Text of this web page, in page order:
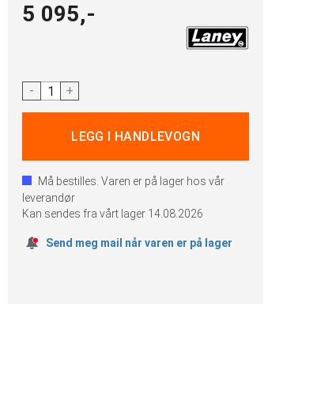
5 095,-
- +
Må bestilles. Varen er på lager hos vår
leverandør
Kan sendes fra vårt lager 14.08.2026
Send meg mail når varen er på lager